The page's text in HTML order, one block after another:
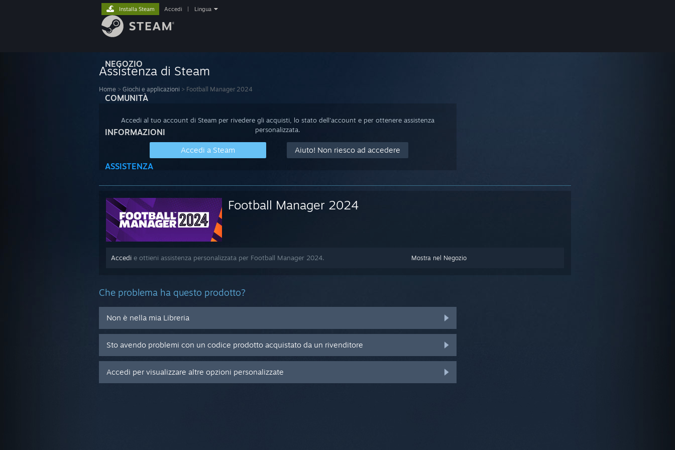
NEGOZIO
COMUNITÀ
INFORMAZIONI
ASSISTENZA
Installa Steam Accedi Lingua
Assistenza di Steam
Home > Giochi e applicazioni > Football Manager 2024
Accedi al tuo account di Steam per rivedere gli acquisti, lo stato dell'account e per ottenere assistenza
personalizzata.
Accedi a Steam Aiuto! Non riesco ad accedere
Football Manager 2024
Mostra nel Negozio
Accedi e ottieni assistenza personalizzata per Football Manager 2024.
Che problema ha questo prodotto?
Non è nella mia Libreria
Sto avendo problemi con un codice prodotto acquistato da un rivenditore
Accedi per visualizzare altre opzioni personalizzate